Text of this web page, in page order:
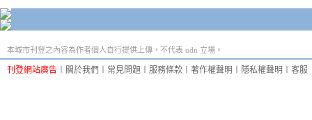
本城市刊登之內容為作者個人自行提供上傳，不代表 udn 立場。
刊登網站廣告 關於我們 常見問題 服務條款 著作權聲明 隱私權聲明 客服